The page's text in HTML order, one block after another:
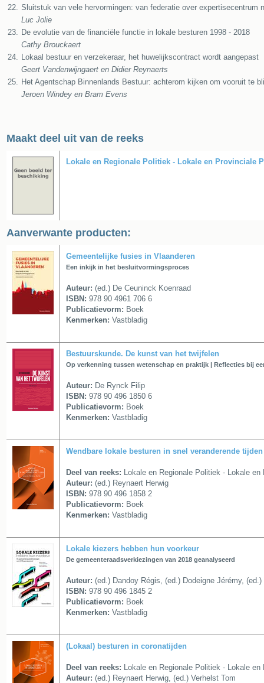
22. Sluitstuk van vele hervormingen: van federatie over expertisecentrum
Luc Jolie
23. De evolutie van de financiële functie in lokale besturen 1998 - 2018
Cathy Brouckaert
24. Lokaal bestuur en verzekeraar, het huwelijkscontract wordt aangepast
Geert Vandenwijngaert en Didier Reynaerts
25. Het Agentschap Binnenlands Bestuur: achterom kijken om vooruit te
Jeroen Windey en Bram Evens
Maakt deel uit van de reeks
Lokale en Regionale Politiek - Lokale en Provinciale
Aanverwante producten:
Gemeentelijke fusies in Vlaanderen
Een inkijk in het besluitvormingsproces
Auteur: (ed.) De Ceuninck Koenraad
ISBN: 978 90 4961 706 6
Publicatievorm: Boek
Kenmerken: Vastbladig
Bestuurskunde. De kunst van het twijfelen
Op verkenning tussen wetenschap en praktijk | Reflecties bij
Auteur: De Rynck Filip
ISBN: 978 90 496 1850 6
Publicatievorm: Boek
Kenmerken: Vastbladig
Wendbare lokale besturen in snel veranderende tijden
Deel van reeks: Lokale en Regionale Politiek - Lokale
Auteur: (ed.) Reynaert Herwig
ISBN: 978 90 496 1858 2
Publicatievorm: Boek
Kenmerken: Vastbladig
Lokale kiezers hebben hun voorkeur
De gemeenteraadsverkiezingen van 2018 geanalyseerd
Auteur: (ed.) Dandoy Régis, (ed.) Dodeigne Jérémy,
ISBN: 978 90 496 1845 2
Publicatievorm: Boek
Kenmerken: Vastbladig
(Lokaal) besturen in coronatijden
Deel van reeks: Lokale en Regionale Politiek - Lokale
Auteur: (ed.) Reynaert Herwig, (ed.) Verhelst Tom